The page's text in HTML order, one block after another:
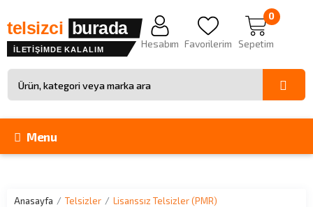
telsizci burada
İLETİŞİMDE KALALIM
Site içinde arama
Hesabım Favorilerim
0
Sepetim
Menu
Anasayfa Telsizler
Lisanssız Telsizler (PMR)